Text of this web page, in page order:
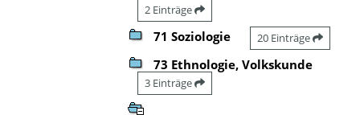
2 Einträge
71 Soziologie 20 Einträge
73 Ethnologie, Volkskunde
3 Einträge